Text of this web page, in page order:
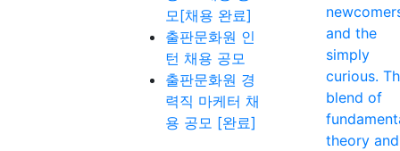
모[채용 완료]
출판문화원 인
턴 채용 공모
출판문화원 경
력직 마케터 채
용 공모 [완료]
and the
simply
curious.
blend of
theory and